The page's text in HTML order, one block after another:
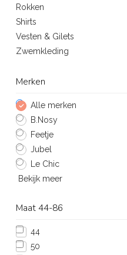
Rokken
Shirts
Vesten & Gilets
Zwemkleding
Merken
Alle merken
B.Nosy
Feetje
Jubel
Le Chic
Bekijk meer
Maat 44-86
44
50